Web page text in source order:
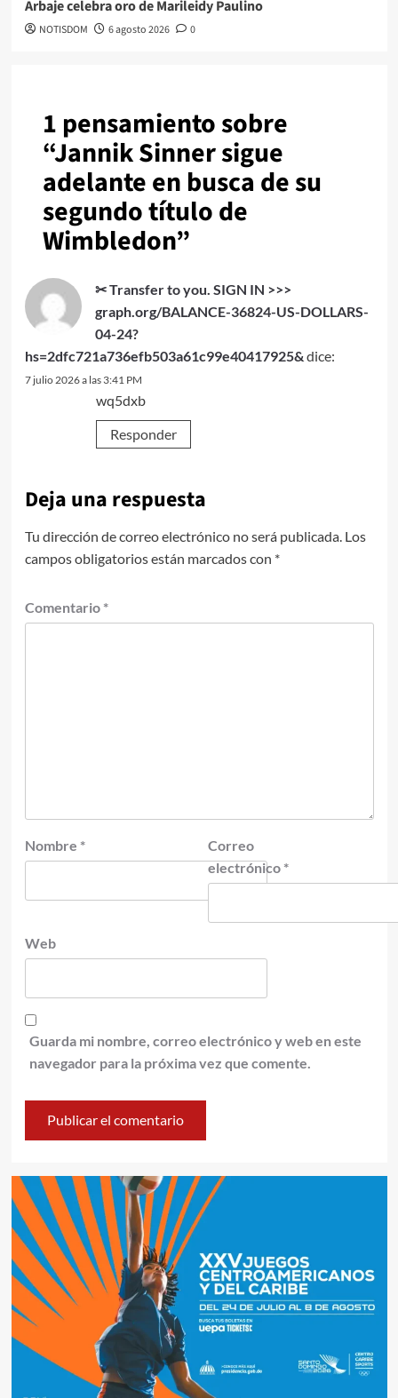
Arbaje celebra oro de Marileidy Paulino
NOTISDOM 6 agosto 2026 0
1 pensamiento sobre
“Jannik Sinner sigue
adelante en busca de su
segundo título de
Wimbledon”
✂ Transfer to you. SIGN IN >>>
graph.org/BALANCE-36824-US-DOLLARS-
04-24?
hs=2dfc721a736efb503a61c99e40417925&dice:
7 julio 2026 a las 3:41 PM
wq5dxb
Responder
Deja una respuesta
Tu dirección de correo electrónico no será publicada. Los
campos obligatorios están marcados con *
Comentario *
Nombre *
Correo
electrónico *
Web
Guarda mi nombre, correo electrónico y web en este
navegador para la próxima vez que comente.